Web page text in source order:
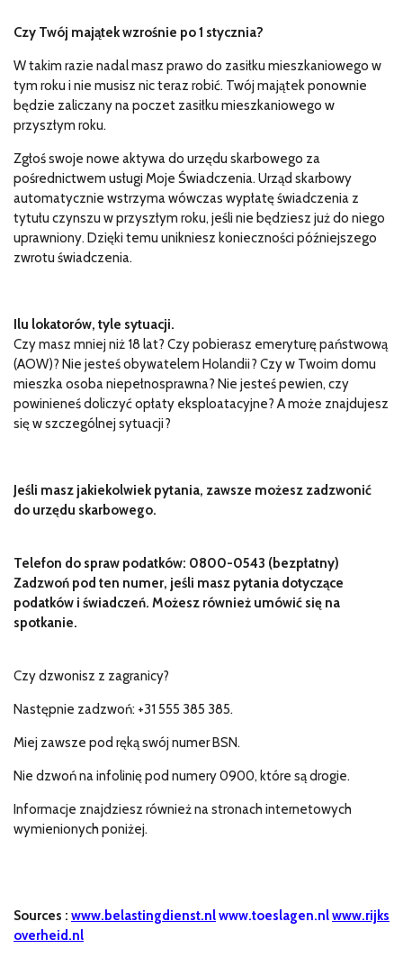
Czy Twój majątek wzrośnie po 1 stycznia?
W takim razie nadal masz prawo do zasiłku mieszkaniowego w
tym roku i nie musisz nic teraz robić. Twój majątek ponownie
będzie zaliczany na poczet zasiłku mieszkaniowego w
przyszłym roku.
Zgłoś swoje nowe aktywa do urzędu skarbowego za
pośrednictwem usługi Moje Świadczenia. Urząd skarbowy
automatycznie wstrzyma wówczas wypłatę świadczenia z
tytułu czynszu w przyszłym roku, jeśli nie będziesz już do niego
uprawniony. Dzięki temu unikniesz konieczności późniejszego
zwrotu świadczenia.
Ilu lokatorów, tyle sytuacji.
Czy masz mniej niż 18 lat? Czy pobierasz emeryturę państwową
(AOW)? Nie jesteś obywatelem Holandii? Czy w Twoim domu
mieszka osoba niepełnosprawna? Nie jesteś pewien, czy
powinieneś doliczyć opłaty eksploatacyjne? A może znajdujesz
się w szczególnej sytuacji?
Jeśli masz jakiekolwiek pytania, zawsze możesz zadzwonić
do urzędu skarbowego.
Telefon do spraw podatków: 0800-0543 (bezpłatny)
Zadzwoń pod ten numer, jeśli masz pytania dotyczące
podatków i świadczeń. Możesz również umówić się na
spotkanie.
Czy dzwonisz z zagranicy?
Następnie zadzwoń: +31 555 385 385.
Miej zawsze pod ręką swój numer BSN.
Nie dzwoń na infolinię pod numery 0900, które są drogie.
Informacje znajdziesz również na stronach internetowych
wymienionych poniżej.
Sources : www.belastingdienst.nlwww.toeslagen.nlwww.rijks
overheid.nl